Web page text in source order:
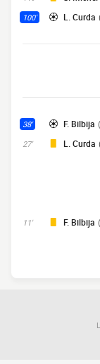
100' L. Curda
38' F. Bilbija
27' L. Curda
11' F. Bilbija